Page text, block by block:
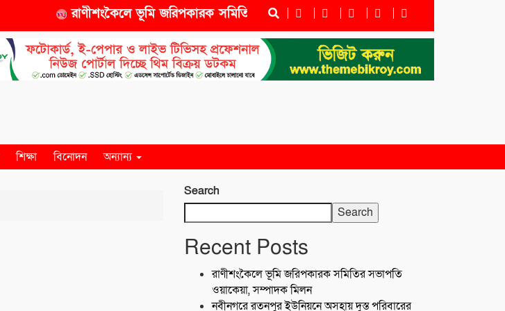
রাণীশংকৈলে ভূমি জরিপকারক সমিতির সভাপতি ওয়াকেয়া, সম্পাদক মিলন
শিক্ষা বিনোদন অন্যান্য
Search
Search
Recent Posts
রাণীশংকৈলে ভূমি জরিপকারক সমিতির সভাপতি
ওয়াকেয়া, সম্পাদক মিলন
নবীনগরে রতনপুর ইউনিয়নে অসহায় দুস্ত পরিবারের